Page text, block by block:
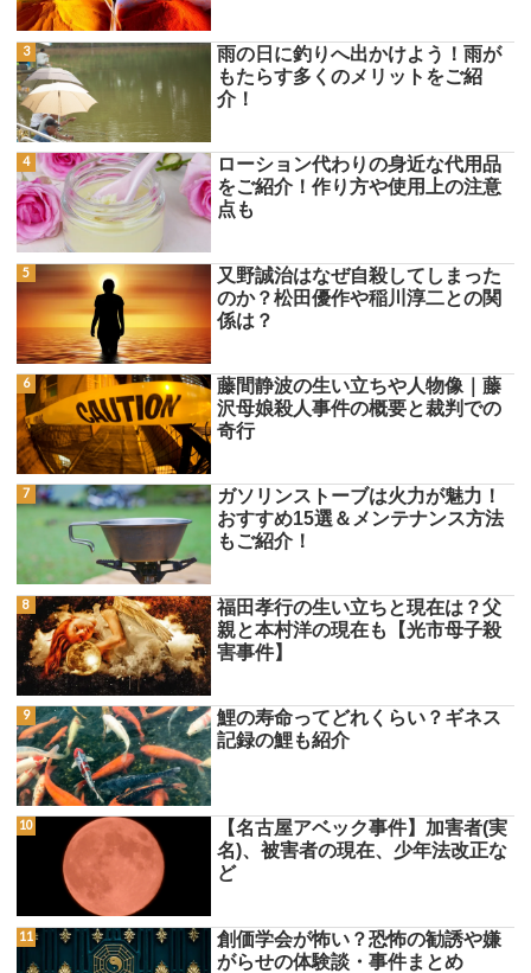
雨の日に釣りへ出かけよう！雨が
もたらす多くのメリットをご紹
介！
ローション代わりの身近な代用品
をご紹介！作り方や使用上の注意
点も
又野誠治はなぜ自殺してしまった
のか？松田優作や稲川淳二との関
係は？
藤間静波の生い立ちや人物像｜藤
沢母娘殺人事件の概要と裁判での
奇行
ガソリンストーブは火力が魅力！
おすすめ15選＆メンテナンス方法
もご紹介！
福田孝行の生い立ちと現在は？父
親と本村洋の現在も【光市母子殺
害事件】
鯉の寿命ってどれくらい？ギネス
記録の鯉も紹介
【名古屋アベック事件】加害者(実
名)、被害者の現在、少年法改正な
ど
創価学会が怖い？恐怖の勧誘や嫌
がらせの体験談・事件まとめ